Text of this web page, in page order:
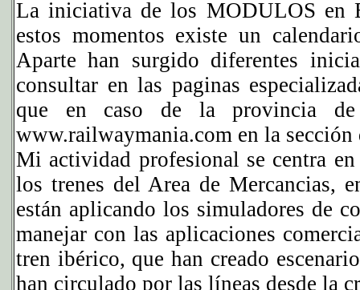
La iniciativa de los MODULOS en
estos momentos existe un
Aparte han surgido diferentes
consultar en las paginas
que en caso de la provincia
www.railwaymania.com en la
Mi actividad profesional se centra
los trenes del Area de Mercancias,
están aplicando los simuladores de
manejar con las aplicaciones
tren ibérico, que han creado
han circulado por las líneas desde la